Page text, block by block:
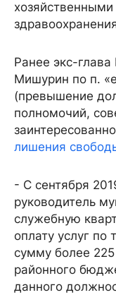
Ранее экс-
Мишурин по п.
(превышение
полномочий,
лишения
- С сентября
руководитель
служебную
оплату услуг
сумму более
районного
данного